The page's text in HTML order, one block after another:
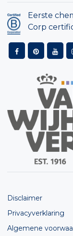
Eerste
Corp
Disclaimer
Privacyverklaring
Algemene